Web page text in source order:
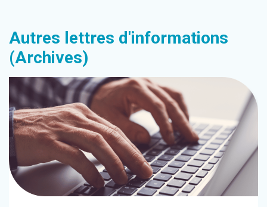
Autres lettres d'informations
(Archives)